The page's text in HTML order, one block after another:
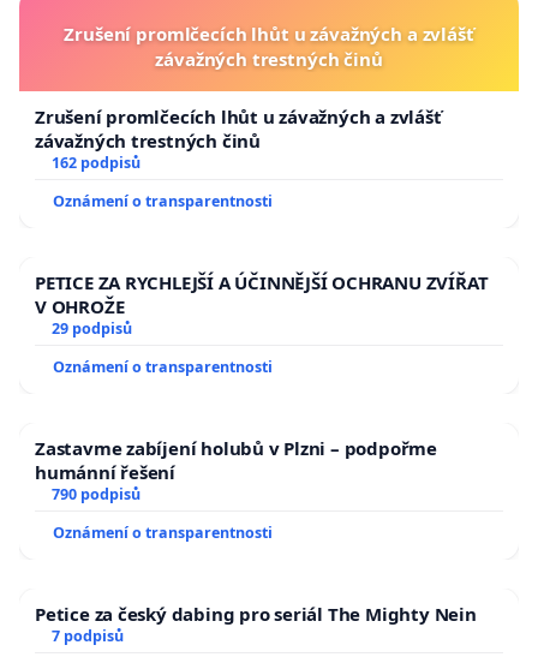
Zrušení promlčecích lhůt u závažných a zvlášť
závažných trestných činů
Zrušení promlčecích lhůt u závažných a zvlášť
závažných trestných činů
162 podpisů
Oznámení o transparentnosti
PETICE ZA RYCHLEJŠÍ A ÚČINNĚJŠÍ OCHRANU ZVÍŘAT
V OHROŽE
29 podpisů
Oznámení o transparentnosti
Zastavme zabíjení holubů v Plzni – podpořme
humánní řešení
790 podpisů
Oznámení o transparentnosti
Petice za český dabing pro seriál The Mighty Nein
7 podpisů